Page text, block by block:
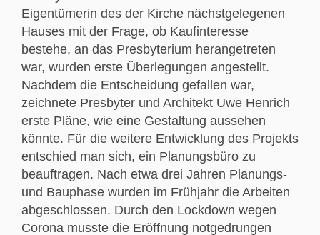
Eigentümerin des der Kirche nächstgelegenen
Hauses mit der Frage, ob Kaufinteresse
bestehe, an das Presbyterium herangetreten
war, wurden erste Überlegungen angestellt.
Nachdem die Entscheidung gefallen war,
zeichnete Presbyter und Architekt Uwe Henrich
erste Pläne, wie eine Gestaltung aussehen
könnte. Für die weitere Entwicklung des Projekts
entschied man sich, ein Planungsbüro zu
beauftragen. Nach etwa drei Jahren Planungs-
und Bauphase wurden im Frühjahr die Arbeiten
abgeschlossen. Durch den Lockdown wegen
Corona musste die Eröffnung notgedrungen